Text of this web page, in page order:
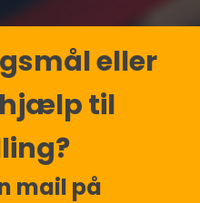
eller
til
mail på